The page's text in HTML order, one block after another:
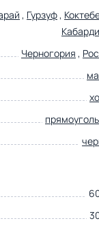
, Гурзуф,
Черногория ,